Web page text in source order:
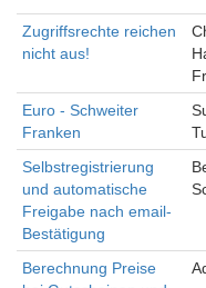
Zugriffsrechte reichen
nicht aus!
Euro - Schweiter
Franken
Selbstregistrierung
und automatische
Freigabe nach email-
Bestätigung
Berechnung Preise